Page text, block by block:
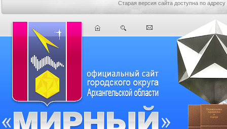
Старая версия сайта доступна по адресу